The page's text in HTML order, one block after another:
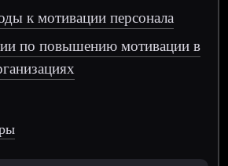
к мотивации персонала
по повышению мотивации в